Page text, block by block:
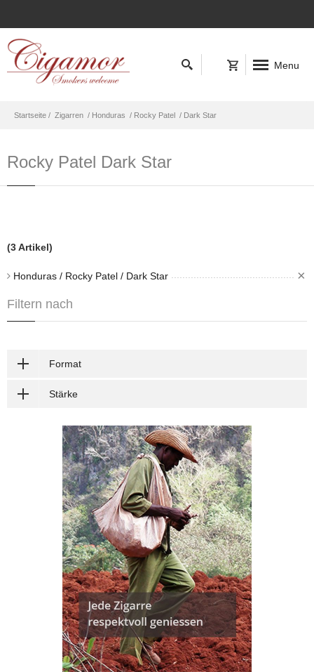
Menu
Startseite / Zigarren / Honduras / Rocky Patel / Dark Star
Rocky Patel Dark Star
(3 Artikel)
Honduras / Rocky Patel / Dark Star ×
Filtern nach
Format
Stärke